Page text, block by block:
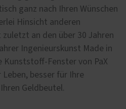
ganz nach Ihren Wünschen
Hinsicht anderen
an den über 30 Jahren
Ingenieurskunst Made in
Kunststoff-Fenster von PaX
besser für Ihre
Geldbeutel.